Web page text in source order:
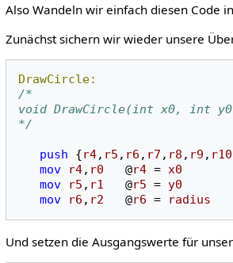
Also Wandeln wir einfach diesen Code
Zunächst sichern wir wieder unsere
DrawCircle:
/*
void DrawCircle(int x0, int
*/
push {r4, r5 , r6 , r7 , r8 , r9 , r10
mov
r4, r0 @r4 = x0
mov
r5 , r1 @r5 = y0
mov
r6 , r2 @r6 = radius
Und setzen die Ausgangswerte für